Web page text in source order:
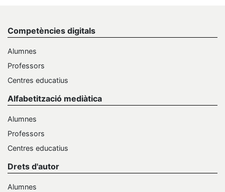
Competències digitals
Alumnes
Professors
Centres educatius
Alfabetització mediàtica
Alumnes
Professors
Centres educatius
Drets d'autor
Alumnes